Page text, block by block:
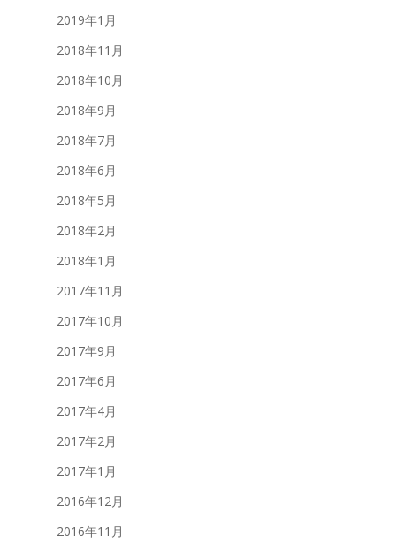
2019年1月
2018年11月
2018年10月
2018年9月
2018年7月
2018年6月
2018年5月
2018年2月
2018年1月
2017年11月
2017年10月
2017年9月
2017年6月
2017年4月
2017年2月
2017年1月
2016年12月
2016年11月